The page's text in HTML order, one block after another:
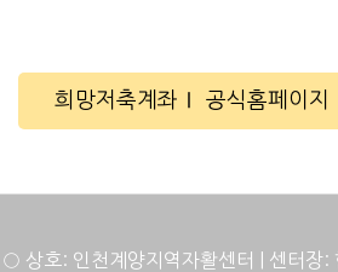
희망저축계좌Ⅰ 공식홈페이지
○ 상호: 인천계양지역자활센터 | 센터장: